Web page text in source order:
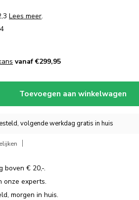
Lees meer.
vanaf €299,95
Toevoegen aan winkelwagen
volgende werkdag gratis in huis
boven € 20,-.
onze experts.
morgen in huis.